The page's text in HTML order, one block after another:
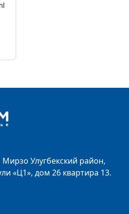
Улугбекский район,
«Ц1», дом 26 квартира 13.